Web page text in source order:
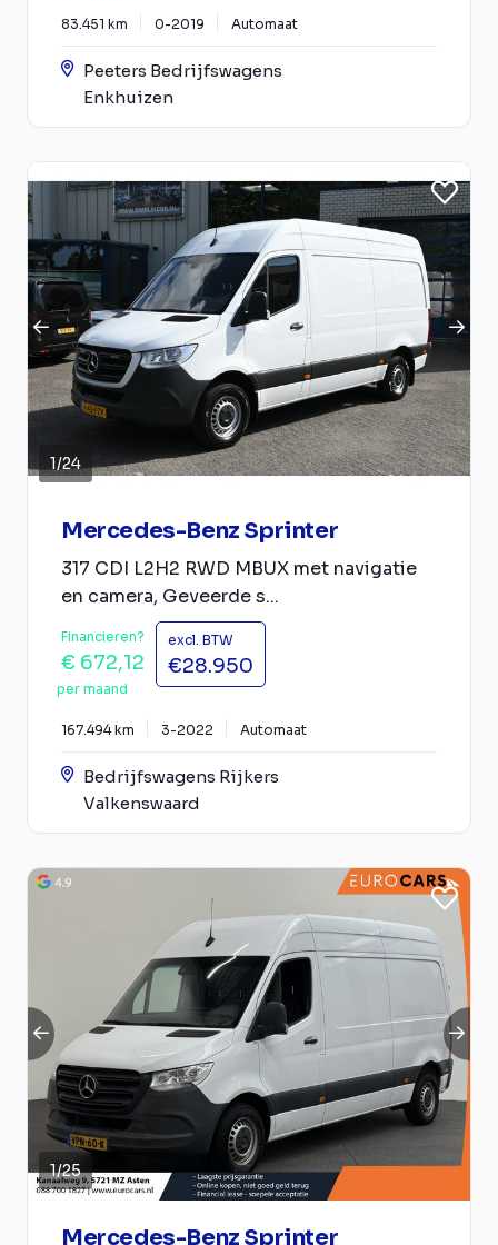
83.451 km 0-2019 Automaat
Peeters Bedrijfswagens
Enkhuizen
1/24
Mercedes-Benz Sprinter
317 CDI L2H2 RWD MBUX met navigatie
en camera, Geveerde s...
Financieren?
€ 672,12
per maand
excl. BTW
€28.950
167.494 km 3-2022 Automaat
Bedrijfswagens Rijkers
Valkenswaard
1/25
Mercedes-Benz Sprinter